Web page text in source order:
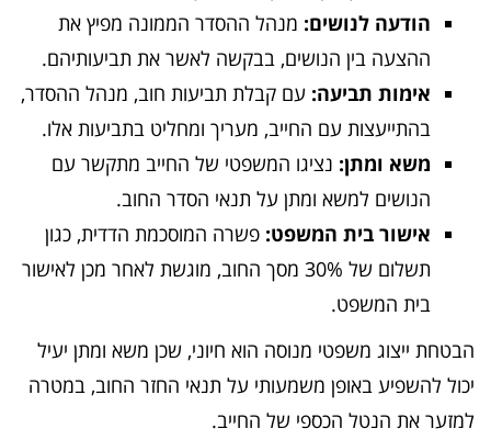
הודעה לנושים: מנהל ההסדר הממונה מפיץ את
ההצעה בין הנושים, בבקשה לאשר את תביעותיהם.
אימות תביעה: עם קבלת תביעות חוב, מנהל ההסדר,
בהתייעצות עם החייב, מעריך ומחליט בתביעות אלו.
משא ומתן: נציגו המשפטי של החייב מתקשר עם
הנושים למשא ומתן על תנאי הסדר החוב.
אישור בית המשפט: פשרה המוסכמת הדדית, כגון
תשלום של 30% מסך החוב, מוגשת לאחר מכן לאישור
בית המשפט.
הבטחת ייצוג משפטי מנוסה הוא חיוני, שכן משא ומתן יעיל
יכול להשפיע באופן משמעותי על תנאי החזר החוב, במטרה
למזער את הנטל הכספי של החייב.